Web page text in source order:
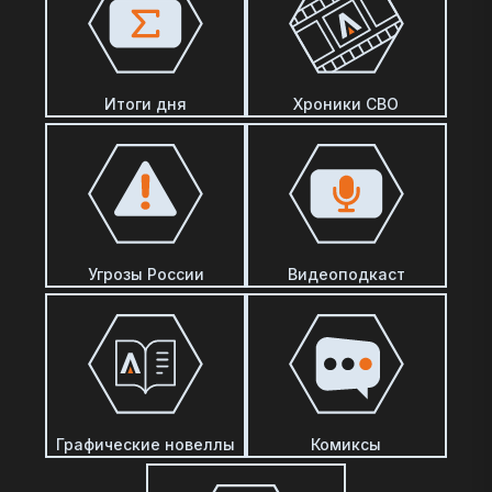
Итоги дня Хроники СВО
Угрозы России Видеоподкаст
Графические новеллы Комиксы